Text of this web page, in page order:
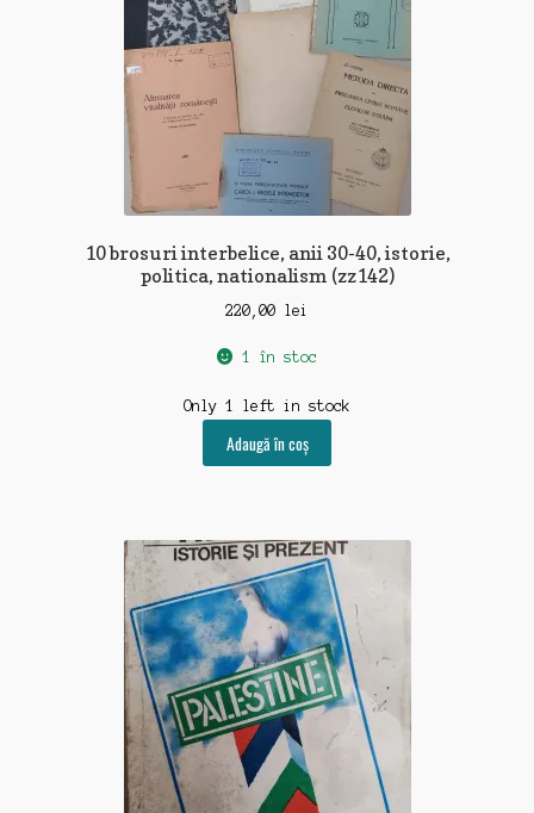
10 brosuri interbelice, anii 30-40, istorie,
politica, nationalism (zz142)
220,00 lei
1 în stoc
Only 1 left in stock
Adaugă în coș